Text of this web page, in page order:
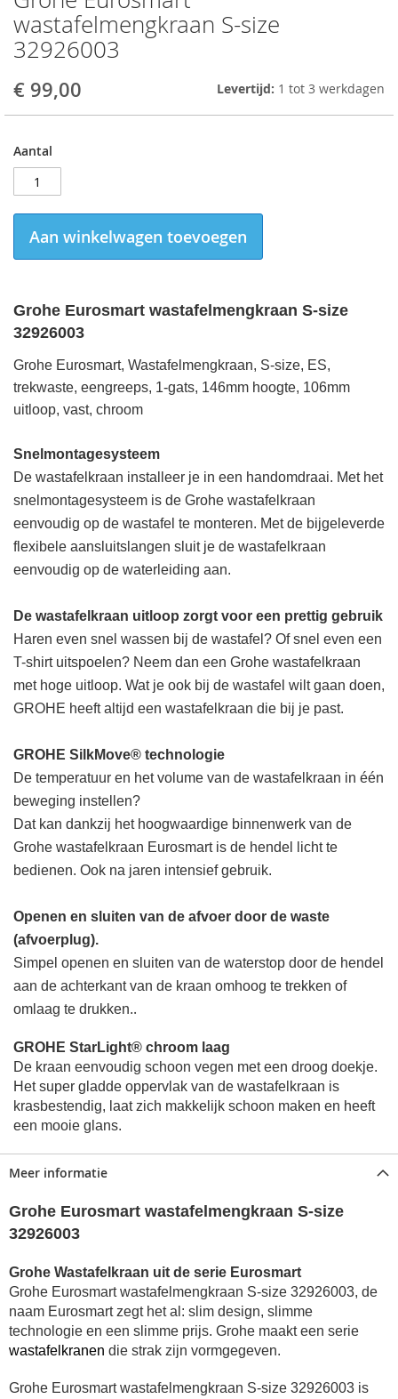
wastafelmengkraan S-size
32926003
€ 99,00 Levertijd: 1 tot 3 werkdagen
Aantal
Aan winkelwagen toevoegen
Grohe Eurosmart wastafelmengkraan S-size
32926003
Grohe Eurosmart, Wastafelmengkraan, S-size, ES,
trekwaste, eengreeps, 1-gats, 146mm hoogte, 106mm
uitloop, vast, chroom
Snelmontagesysteem
De wastafelkraan installeer je in een handomdraai. Met het
snelmontagesysteem is de Grohe wastafelkraan
eenvoudig op de wastafel te monteren. Met de bijgeleverde
flexibele aansluitslangen sluit je de wastafelkraan
eenvoudig op de waterleiding aan.
De wastafelkraan uitloop zorgt voor een prettig gebruik
Haren even snel wassen bij de wastafel? Of snel even een
T-shirt uitspoelen? Neem dan een Grohe wastafelkraan
met hoge uitloop. Wat je ook bij de wastafel wilt gaan doen,
GROHE heeft altijd een wastafelkraan die bij je past.
GROHE SilkMove® technologie
De temperatuur en het volume van de wastafelkraan in één
beweging instellen?
Dat kan dankzij het hoogwaardige binnenwerk van de
Grohe wastafelkraan Eurosmart is de hendel licht te
bedienen. Ook na jaren intensief gebruik.
Openen en sluiten van de afvoer door de waste
(afvoerplug).
Simpel openen en sluiten van de waterstop door de hendel
aan de achterkant van de kraan omhoog te trekken of
omlaag te drukken..
GROHE StarLight® chroom laag
De kraan eenvoudig schoon vegen met een droog doekje.
Het super gladde oppervlak van de wastafelkraan is
krasbestendig, laat zich makkelijk schoon maken en heeft
een mooie glans.
to
the
beginning
the
images
gallery
Meer informatie
Grohe Eurosmart wastafelmengkraan S-size
32926003
Grohe Wastafelkraan uit de serie Eurosmart
Grohe Eurosmart wastafelmengkraan S-size 32926003, de
naam Eurosmart zegt het al: slim design, slimme
technologie en een slimme prijs. Grohe maakt een serie
wastafelkranen die strak zijn vormgegeven.
Grohe Eurosmart wastafelmengkraan S-size 32926003 is